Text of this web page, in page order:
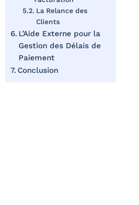
La Relance des
Clients
L’Aide Externe pour la
Gestion des Délais de
Paiement
Conclusion